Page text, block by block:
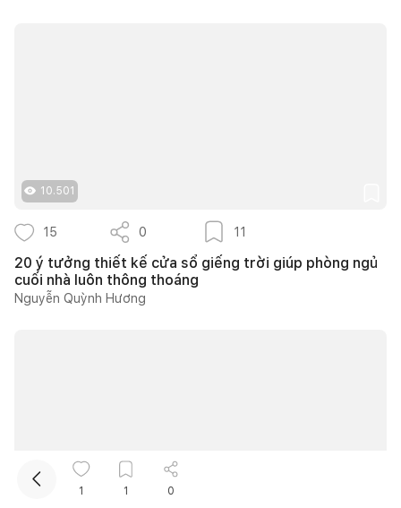
10.501
15 0 11
20 ý tưởng thiết kế cửa sổ giếng trời giúp phòng ngủ
cuối nhà luôn thông thoáng
Nguyễn Quỳnh Hương
1 1 0